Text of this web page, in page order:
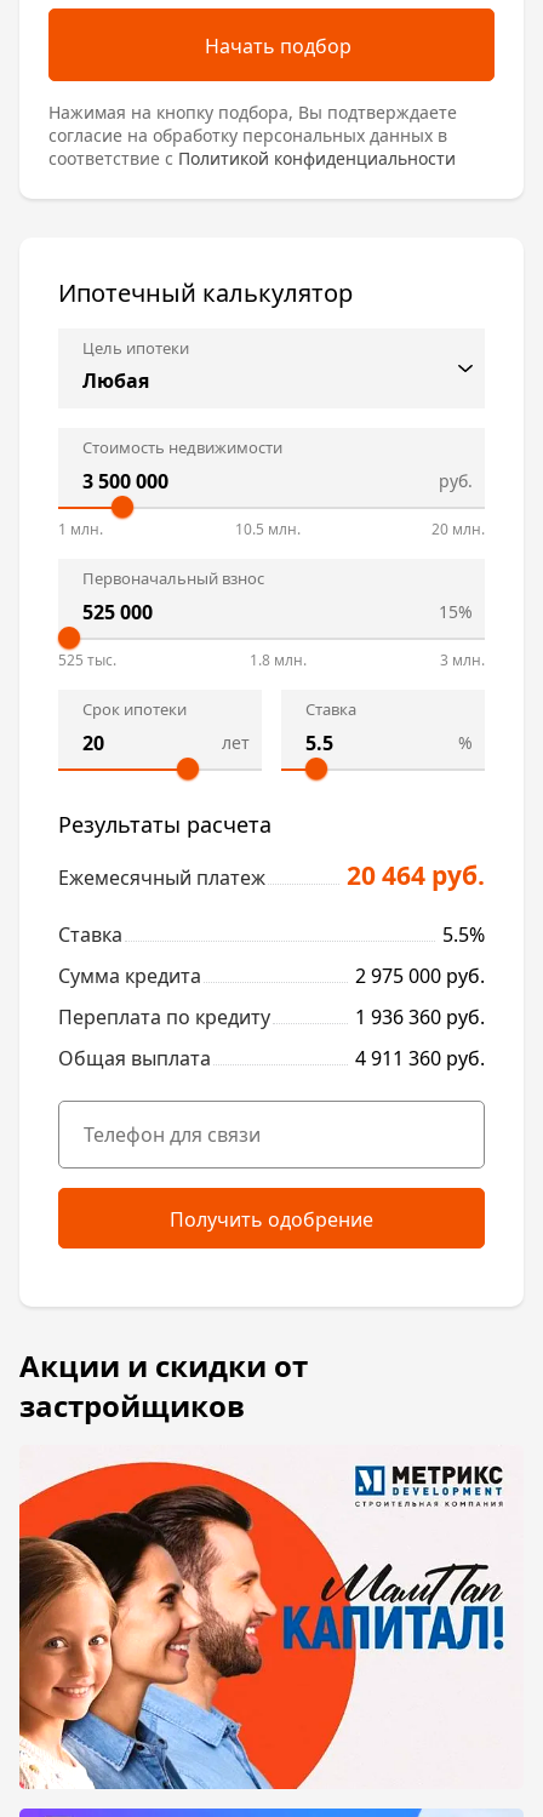
Начать подбор
Нажимая на кнопку подбора, Вы подтверждаете
согласие на обработку персональных данных в
соответствие с Политикой конфиденциальности
Ипотечный калькулятор
Цель ипотеки
Стоимость недвижимости
руб.
1 млн. 10.5 млн. 20 млн.
Первоначальный взнос
15%
525 тыс. 1.8 млн. 3 млн.
Срок ипотеки
лет
Ставка
%
Результаты расчета
Ежемесячный платеж 20 464 руб.
Ставка
5.5%
Сумма кредита
2 975 000 руб.
Переплата по кредиту
1 936 360 руб.
Общая выплата
4 911 360 руб.
Получить одобрение